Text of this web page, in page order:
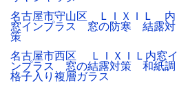
名古屋市守山区 ＬＩＸＩＬ 内
窓インプラス 窓の防寒 結露対
策
名古屋市西区 ＬＩＸＩＬ内窓イ
ンプラス 窓の結露対策 和紙調
格子入り複層ガラス